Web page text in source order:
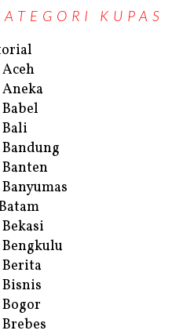
KUPAS
Aceh
Aneka
Babel
Bali
Bandung
Banten
Banyumas
Bekasi
Bengkulu
Berita
Bisnis
Bogor